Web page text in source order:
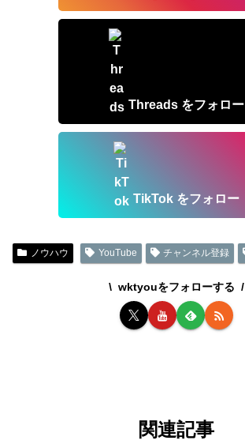
Threads をフォロー
TikTok をフォロー
ノウハウ YouTube チャンネル登録
wktyouをフォローする
関連記事